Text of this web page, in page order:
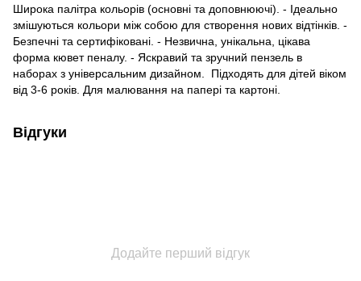
Широка палітра кольорів (основні та доповнюючі). - Ідеально
змішуються кольори між собою для створення нових відтінків. -
Безпечні та сертифіковані. - Незвична, унікальна, цікава
форма кювет пеналу. - Яскравий та зручний пензель в
наборах з універсальним дизайном. Підходять для дітей віком
від 3-6 років. Для малювання на папері та картоні.
Відгуки
Додайте перший відгук